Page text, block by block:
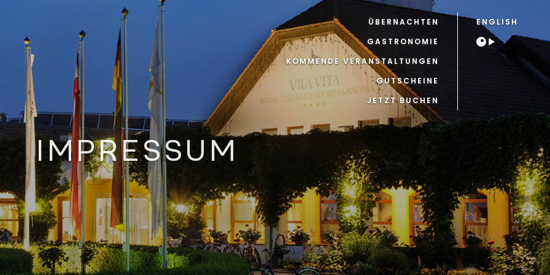
ÜBERNACHTEN
GASTRONOMIE
KOMMENDE VERANSTALTUNGEN
GUTSCHEINE
JETZT BUCHEN
ENGLISH
IMPRESSUM